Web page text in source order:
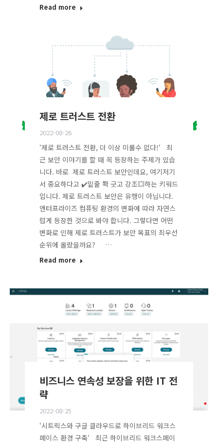
Read more
제로 트러스트 전환
2022-08-26
‘제로 트러스트 전환, 더 이상 미룰수 없다!‘ 최
근 보안 이야기를 할 때 꼭 등장하는 주제가 있습
니다. 바로 제로 트러스트 보안인데요, 여기저기
서 중요하다고 ✔️밑줄 쫙 긋고 강조💥하는 키워드
입니다. 제로 트러스트 보안은 유행이 아닙니다.
엔터프라이즈 컴퓨팅 환경의 변화에 따라 자연스
럽게 등장한 것으로 봐야 합니다. 그렇다면 어떤
변화로 인해 제로 트러스트가 보안 목표의 최우선
순위에 올랐을까요? …
Read more
비즈니스 연속성 보장을 위한 IT 전
략
2022-08-25
‘시트릭스와 구글 클라우드로 하이브리드 워크스
페이스 환경 구축‘ 최근 하이브리드 워크스페이